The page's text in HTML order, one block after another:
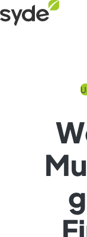
Zum
Inhalt
Syde
Startseite